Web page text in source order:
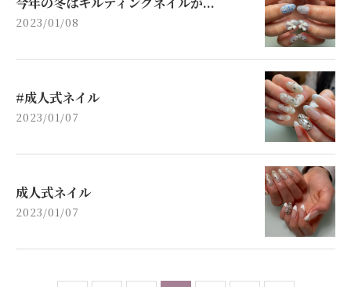
2023/01/08
#成人式ネイル
2023/01/07
成人式ネイル
2023/01/07